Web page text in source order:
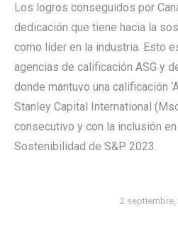
Los logros conseguidos por
dedicación que tiene hacia la
como líder en la industria. Esto
agencias de calificación ASG y
donde mantuvo una calificación
Stanley Capital International
consecutivo y con la inclusión
Sostenibilidad de S&P 2023.
2 septiembre,